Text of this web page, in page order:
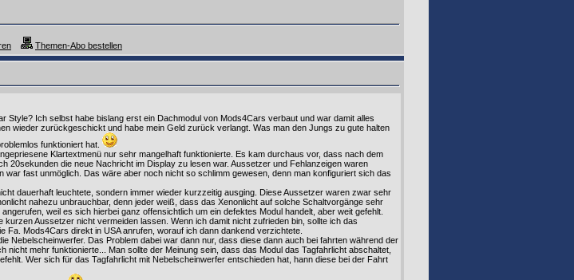
Themen-Abo bestellen
Style? Ich selbst habe bislang erst ein Dachmodul von Mods4Cars verbaut und war damit alles
wieder zurückgeschickt und habe mein Geld zurück verlangt. Was man den Jungs zu gute halten
funktioniert hat.
Klartextmenü nur sehr mangelhaft funktionierte. Es kam durchaus vor, dass nach dem
20sekunden die neue Nachricht im Display zu lesen war. Aussetzer und Fehlanzeigen waren
war fast unmöglich. Das wäre aber noch nicht so schlimm gewesen, denn man konfiguriert sich das
dauerhaft leuchtete, sondern immer wieder kurzzeitig ausging. Diese Aussetzer waren zwar sehr
nahezu unbrauchbar, denn jeder weiß, dass das Xenonlicht auf solche Schaltvorgänge sehr
weil es sich hierbei ganz offensichtlich um ein defektes Modul handelt, aber weit gefehlt.
Aussetzer nicht vermeiden lassen. Wenn ich damit nicht zufrieden bin, sollte ich das
Fa. Mods4Cars direkt in USA anrufen, worauf ich dann dankend verzichtete.
Nebelscheinwerfer. Das Problem dabei war dann nur, dass diese dann auch bei fahrten während der
nicht mehr funktionierte... Man sollte der Meinung sein, dass das Modul das Tagfahrlicht abschaltet,
Wer sich für das Tagfahrlicht mit Nebelscheinwerfer entschieden hat, hann diese bei der Fahrt